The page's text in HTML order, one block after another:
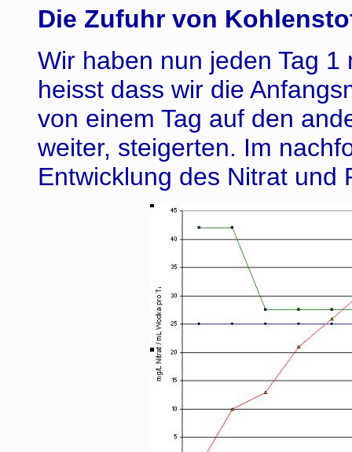
Die Zufuhr von
Wir haben nun jeden Tag
heisst dass wir die
von einem Tag auf den
weiter, steigerten. Im
Entwicklung des Nitrat und